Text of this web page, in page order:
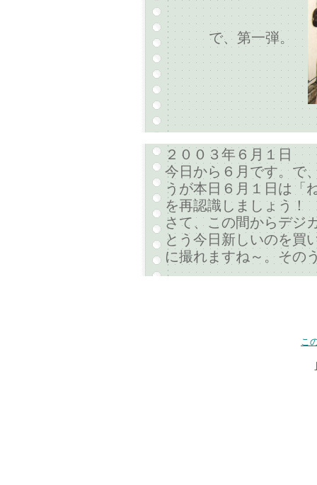
で、第一弾。
２００３年６月１日
今日から６月です。で
うが本日６月１日は「
を再認識しましょう！
さて、この間からデジ
とう今日新しいのを買
に撮れますね～。その
こ